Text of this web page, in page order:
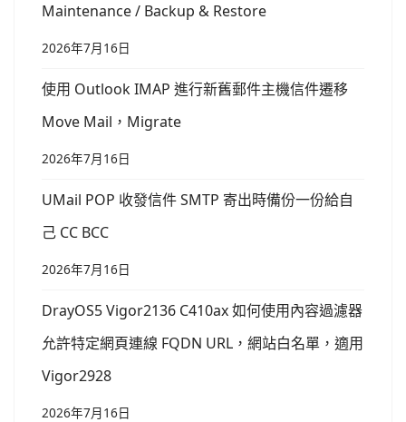
Maintenance / Backup & Restore
2026年7月16日
使用 Outlook IMAP 進行新舊郵件主機信件遷移
Move Mail，Migrate
2026年7月16日
UMail POP 收發信件 SMTP 寄出時備份一份給自
己 CC BCC
2026年7月16日
DrayOS5 Vigor2136 C410ax 如何使用內容過濾器
允許特定網頁連線 FQDN URL，網站白名單，適用
Vigor2928
2026年7月16日